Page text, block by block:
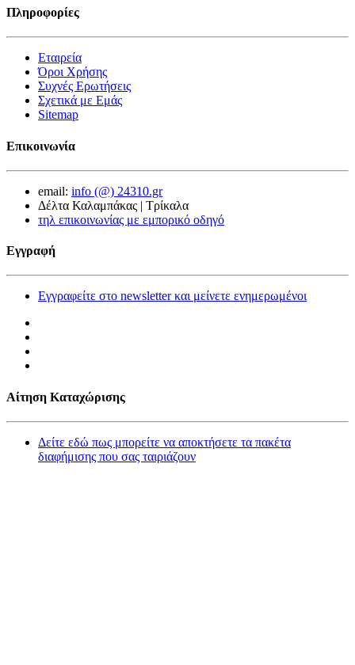
Πληροφορίες
Εταιρεία
Όροι Χρήσης
Συχνές Ερωτήσεις
Σχετικά με Εμάς
Sitemap
Επικοινωνία
email: info (@) 24310.gr
Δέλτα Καλαμπάκας | Τρίκαλα
τηλ επικοινωνίας με εμπορικό οδηγό
Εγγραφή
Εγγραφείτε στο newsletter και μείνετε ενημερωμένοι
Αίτηση Καταχώρισης
Δείτε εδώ πως μπορείτε να αποκτήσετε τα πακέτα
διαφήμισης που σας ταιριάζουν